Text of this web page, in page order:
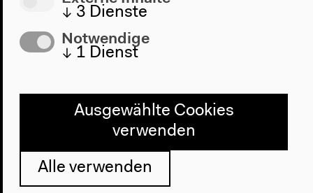
Das Anthropozän am HKW
Besuch
↓ 3 Dienste
Notwendige
↓ 1 Dienst
Ausgewählte Cookies
verwenden
Alle verwenden